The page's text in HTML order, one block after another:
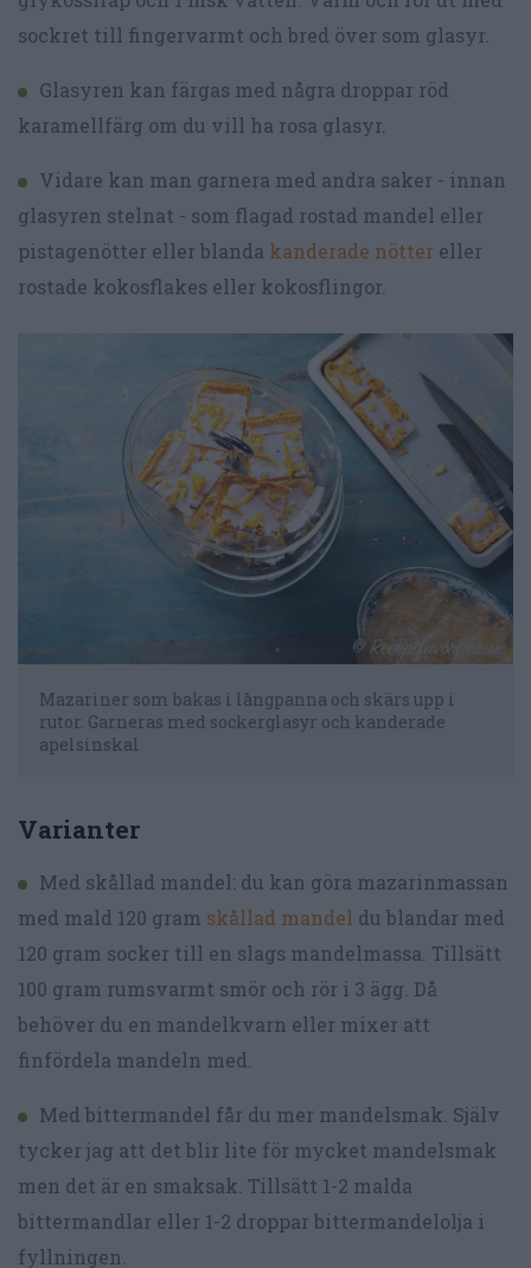
sockret till fingervarmt och bred över som glasyr.
Glasyren kan färgas med några droppar röd
karamellfärg om du vill ha rosa glasyr.
Vidare kan man garnera med andra saker - innan
glasyren stelnat - som flagad rostad mandel eller
pistagenötter eller blanda kanderade nötter eller
rostade kokosflakes eller kokosflingor.
Mazariner som bakas i långpanna och skärs upp i
rutor. Garneras med sockerglasyr och kanderade
apelsinskal
Varianter
Med skållad mandel: du kan göra mazarinmassan
med mald 120 gram skållad mandel du blandar med
120 gram socker till en slags mandelmassa. Tillsätt
100 gram rumsvarmt smör och rör i 3 ägg. Då
behöver du en mandelkvarn eller mixer att
finfördela mandeln med.
Med bittermandel får du mer mandelsmak. Själv
tycker jag att det blir lite för mycket mandelsmak
men det är en smaksak. Tillsätt 1-2 malda
bittermandlar eller 1-2 droppar bittermandelolja i
fyllningen.